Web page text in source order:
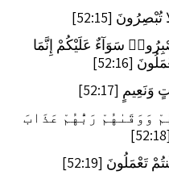
[52:15]
سَوَآءٌ عَلَيْكُمْ إِنَّمَا
[52:16]
[52:17]
وَوَقَىٰهُمْ رَبُّهُمْ عَذَابَ
تَعْمَلُونَ [52:19]